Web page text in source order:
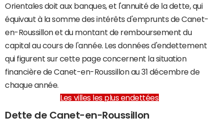
Orientales doit aux banques, et l'annuité de la dette, qui
équivaut à la somme des intérêts d'emprunts de Canet-
en-Roussillon et du montant de remboursement du
capital au cours de l'année. Les données d'endettement
qui figurent sur cette page concernent la situation
financière de Canet-en-Roussillon au 31 décembre de
chaque année.
Les villes les plus endettées
Dette de Canet-en-Roussillon